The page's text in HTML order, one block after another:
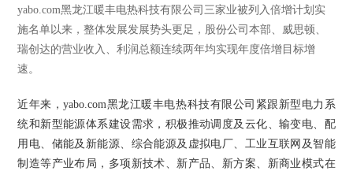
yabo.com黑龙江暖丰电热科技有限公司三家业被列入倍增计划实
施名单以来，整体发展发展势头更足，股份公司本部、威思顿、
瑞创达的营业收入、利润总额连续两年均实现年度倍增目标增
速。
近年来，yabo.com黑龙江暖丰电热科技有限公司紧跟新型电力系
统和新型能源体系建设需求，积极推动调度及云化、输变电、配
用电、储能及新能源、综合能源及虚拟电厂、工业互联网及智能
制造等产业布局，多项新技术、新产品、新方案、新商业模式在